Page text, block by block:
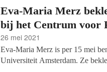
van 2019.
Eva-Maria Merz
bij het Centrum voor
26 mei 2021
Eva-Maria Merz is per 15 mei
Universiteit Amsterdam. Ze